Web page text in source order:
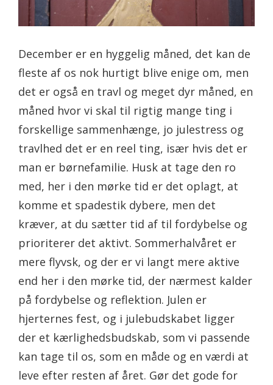
December er en hyggelig måned, det kan de
fleste af os nok hurtigt blive enige om, men
det er også en travl og meget dyr måned, en
måned hvor vi skal til rigtig mange ting i
forskellige sammenhænge, jo julestress og
travlhed det er en reel ting, især hvis det er
man er børnefamilie. Husk at tage den ro
med, her i den mørke tid er det oplagt, at
komme et spadestik dybere, men det
kræver, at du sætter tid af til fordybelse og
prioriterer det aktivt. Sommerhalvåret er
mere flyvsk, og der er vi langt mere aktive
end her i den mørke tid, der nærmest kalder
på fordybelse og reflektion. Julen er
hjerternes fest, og i julebudskabet ligger
der et kærlighedsbudskab, som vi passende
kan tage til os, som en måde og en værdi at
leve efter resten af året. Gør det gode for